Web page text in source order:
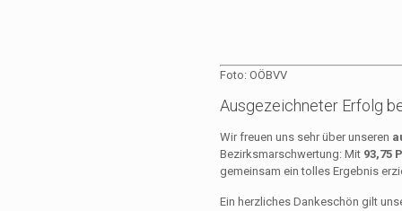
Foto: OÖBVV
Ausgezeichneter Erfolg
Wir freuen uns sehr über unseren
Bezirksmarschwertung: Mit 93,75
gemeinsam ein tolles Ergebnis
Ein herzliches Dankeschön gilt